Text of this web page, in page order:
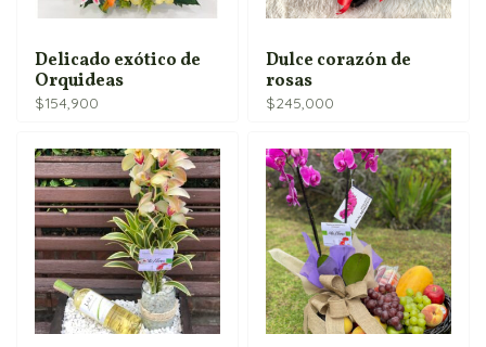
Delicado exótico de
Orquideas
$154,900
Dulce corazón de
rosas
$245,000